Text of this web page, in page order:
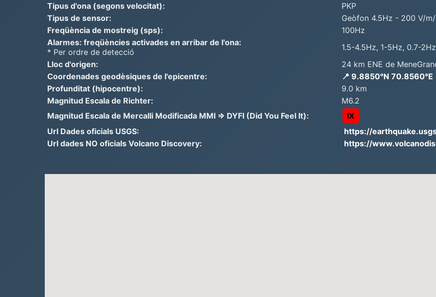
Tipus d'ona (segons velocitat):
PKP
Tipus de sensor:
Geòfon 4.5Hz - 200 V/
Freqüència de mostreig (sps):
100Hz
Alarmes: freqüències activades en arribar de l'ona:
* Per ordre de detecció
1.5-4.5Hz, 1-5Hz, 0.7-
Lloc d'origen:
24 km ENE de
Coordenades geodèsiques de l'epicentre:
📍 9.8850°N 70.8560°E
Profunditat (hipocentre):
9.0 km
Magnitud Escala de Richter:
M6.2
Magnitud Escala de Mercalli Modificada MMI => DYFI (Did You Feel It):
IX
Url Dades oficials USGS:
https://
Url dades NO oficials Volcano Discovery:
https://